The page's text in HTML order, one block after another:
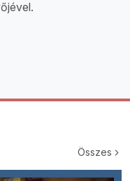
Összes